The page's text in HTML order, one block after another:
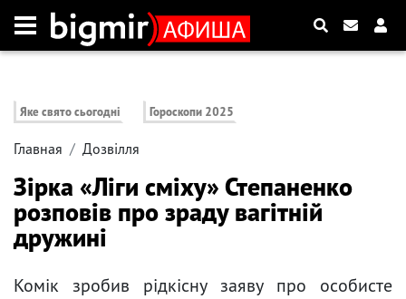
Яке свято сьогодні Гороскопи 2025
Главная Дозвілля
Зірка «Ліги сміху» Степаненко
розповів про зраду вагітній
дружині
Комік зробив рідкісну заяву про особисте